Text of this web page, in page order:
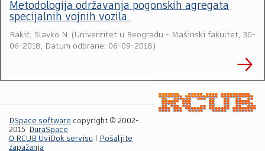
Metodologija održavanja pogonskih agregata
specijalnih vojnih vozila
Rakić, Slavko N. (Univerzitet u Beogradu - Mašinski fakultet, 30-
06-2018, Datum odbrane: 06-09-2018)
DSpace software copyright © 2002-
2015
DuraSpace
O RCUB UviDok servisu
Pošaljite
zapažanja